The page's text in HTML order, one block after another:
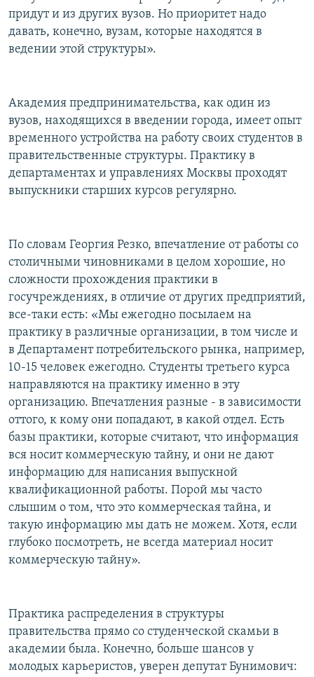
придут и из других вузов. Но приоритет надо
давать, конечно, вузам, которые находятся в
ведении этой структуры».
Академия предпринимательства, как один из
вузов, находящихся в введении города, имеет опыт
временного устройства на работу своих студентов в
правительственные структуры. Практику в
департаментах и управлениях Москвы проходят
выпускники старших курсов регулярно.
По словам Георгия Резко, впечатление от работы со
столичными чиновниками в целом хорошие, но
сложности прохождения практики в
госучреждениях, в отличие от других предприятий,
все-таки есть: «Мы ежегодно посылаем на
практику в различные организации, в том числе и
в Департамент потребительского рынка, например,
10-15 человек ежегодно. Студенты третьего курса
направляются на практику именно в эту
организацию. Впечатления разные - в зависимости
оттого, к кому они попадают, в какой отдел. Есть
базы практики, которые считают, что информация
вся носит коммерческую тайну, и они не дают
информацию для написания выпускной
квалификационной работы. Порой мы часто
слышим о том, что это коммерческая тайна, и
такую информацию мы дать не можем. Хотя, если
глубоко посмотреть, не всегда материал носит
коммерческую тайну».
Практика распределения в структуры
правительства прямо со студенческой скамьи в
академии была. Конечно, больше шансов у
молодых карьеристов, уверен депутат Бунимович: